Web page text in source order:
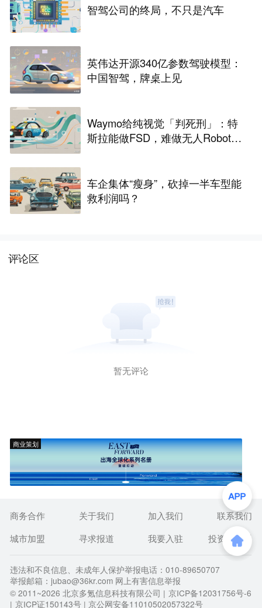
智驾公司的终局，不只是汽车
英伟达开源340亿参数驾驶模型：
中国智驾，牌桌上见
Waymo给纯视觉「判死刑」：特
斯拉能做FSD，难做无人Robota
车企集体“瘦身”，砍掉一半车型能
救利润吗？
评论区
暂无评论
商业策划
商务合作 关于我们 加入我们
联系我们
城市加盟
寻求报道 我要入驻 投资者关系
违法和不良信息、未成年人保护举报电话：010-89650707
举报邮箱：jubao@36kr.com 网上有害信息举报
© 2011~2026 北京多氪信息科技有限公司 | 京ICP备12031756号-6
| 京ICP证150143号 | 京公网安备11010502057322号